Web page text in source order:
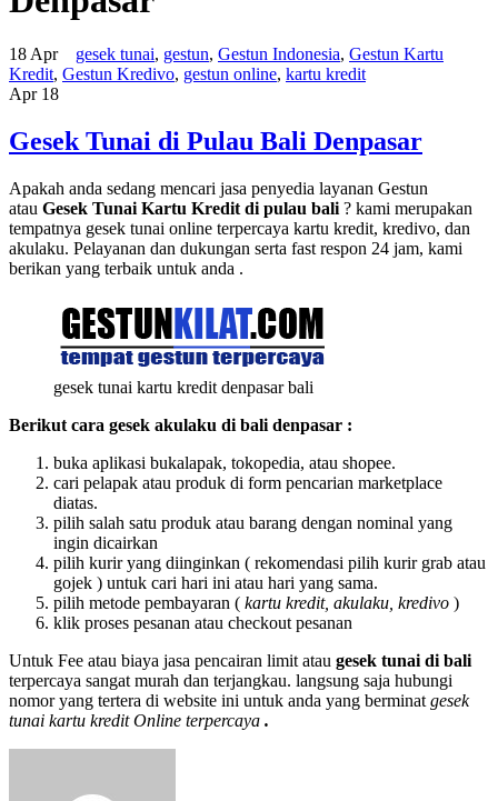
18 Apr gesek tunai, gestun, Gestun Indonesia, Gestun Kartu
Kredit, Gestun Kredivo, gestun online, kartu kredit
Apr 18
Gesek Tunai di Pulau Bali Denpasar
Apakah anda sedang mencari jasa penyedia layanan Gestun
atau Gesek Tunai Kartu Kredit di pulau bali ? kami merupakan
tempatnya gesek tunai online terpercaya kartu kredit, kredivo, dan
akulaku. Pelayanan dan dukungan serta fast respon 24 jam, kami
berikan yang terbaik untuk anda .
gesek tunai kartu kredit denpasar bali
Berikut cara gesek akulaku di bali denpasar :
buka aplikasi bukalapak, tokopedia, atau shopee.
cari pelapak atau produk di form pencarian marketplace
diatas.
pilih salah satu produk atau barang dengan nominal yang
ingin dicairkan
pilih kurir yang diinginkan ( rekomendasi pilih kurir grab atau
gojek ) untuk cari hari ini atau hari yang sama.
pilih metode pembayaran ( kartu kredit, akulaku, kredivo )
klik proses pesanan atau checkout pesanan
Untuk Fee atau biaya jasa pencairan limit atau gesek tunai di bali
terpercaya sangat murah dan terjangkau. langsung saja hubungi
nomor yang tertera di website ini untuk anda yang berminat gesek
tunai kartu kredit Online terpercaya .